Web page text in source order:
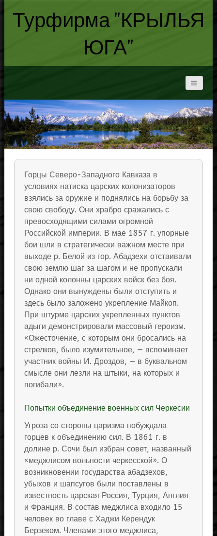
Турфирма "КРЫЛЬЯ
ЮГА"
Горцы Северо-Западного Кавказа в
условиях натиска царских колонизаторов
взялись за оружие и поднялись на борьбу за
свою свободу. Они храбро сражались с
превосходящими силами огромной
Российской империи. В мае 1857 г. упорные
бои шли в стратегически важном месте при
выходе р. Белой из гор. Абадзехи отстаивали
свою землю шаг за шагом и не пропускали
ни одной колонны царских войск без боя.
Однако они вынуждены были отступить и
здесь было заложено укрепление Майкоп.
При штурме царских укрепленных пунктов
адыги демонстрировали массовый героизм.
«Ожесточение, с которым они бросались на
стрелков, было изумительное, — вспоминает
участник войны И. Дроздов, — в буквальном
смысле они лезли на штыки, на которых и
погибали».
Попытки объединение военных сил Черкесии
Угроза со стороны царизма побуждала
горцев к объединению сил. В 1861 г. в
долине р. Сочи был избран совет, названный
«меджлисом вольности черкесской». О
возникновении государства абадзехов,
убыхов и шапсугов были поставлены в
известность царская Россия, Турция, Англия
и Франция. В состав меджлиса входило 15
человек во главе с Хаджи Керендук
Берзеком. Членами этого меджлиса,